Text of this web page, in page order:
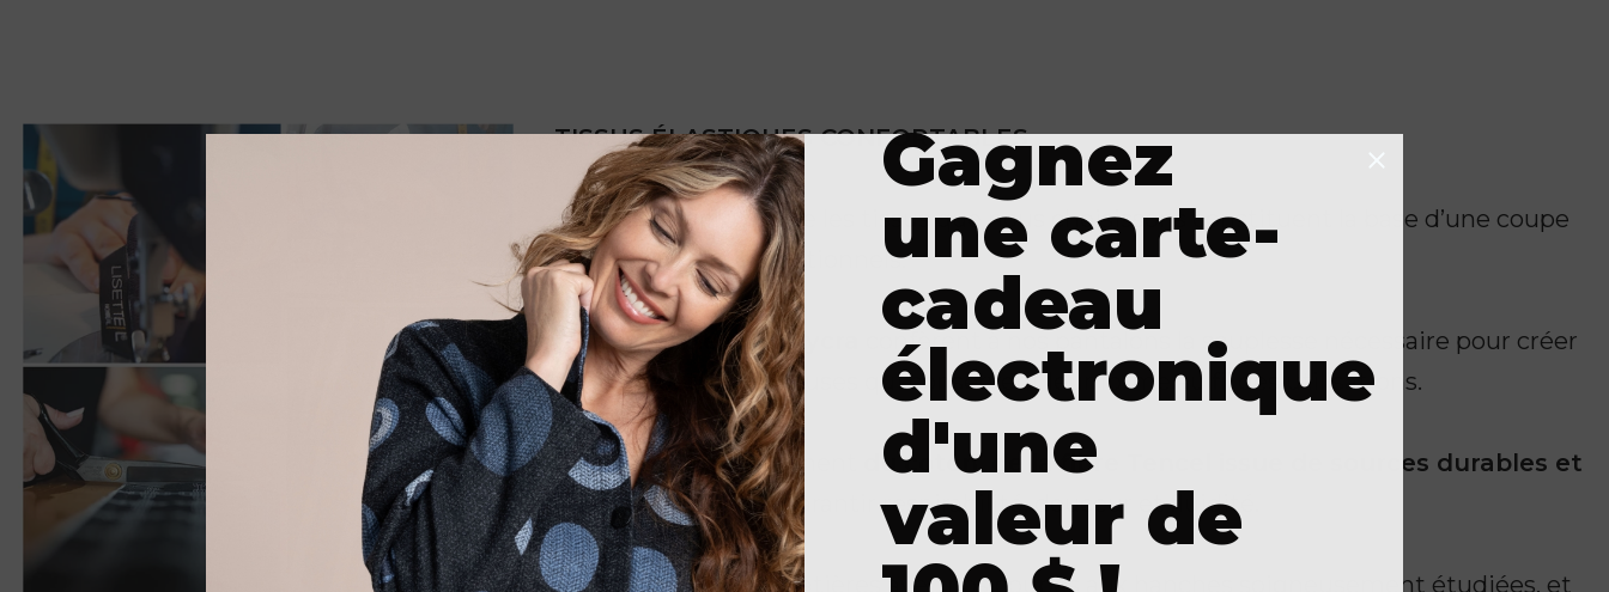
TISSUS ÉLASTIQUES CONFORTABLES
Nous considérons que les tissus que nous choisissons constituent la base d’une coupe
et d’un confort exceptionnels.
L’élasthanne et le Lycra
confèrent à nos pantalons la souplesse nécessaire pour créer
des silhouettes flatteuses qui conservent leur forme au fil des utilisations.
Nous utilisons également
du coton, de la fibre Tencel issue de sources durables et
de la viscosepour garantir respirabilité, douceur et fluidité.
En combinant ces matières avec nos coupes aux hanches soigneusement étudiées, et
Gagnez
une carte-
cadeau
électronique
d'une
valeur de